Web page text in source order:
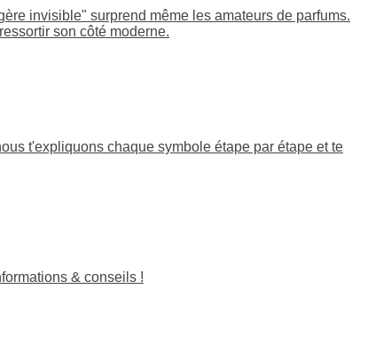
invisible" surprend même les amateurs de parfums.
son côté moderne.
t'expliquons chaque symbole étape par étape et te
& conseils !